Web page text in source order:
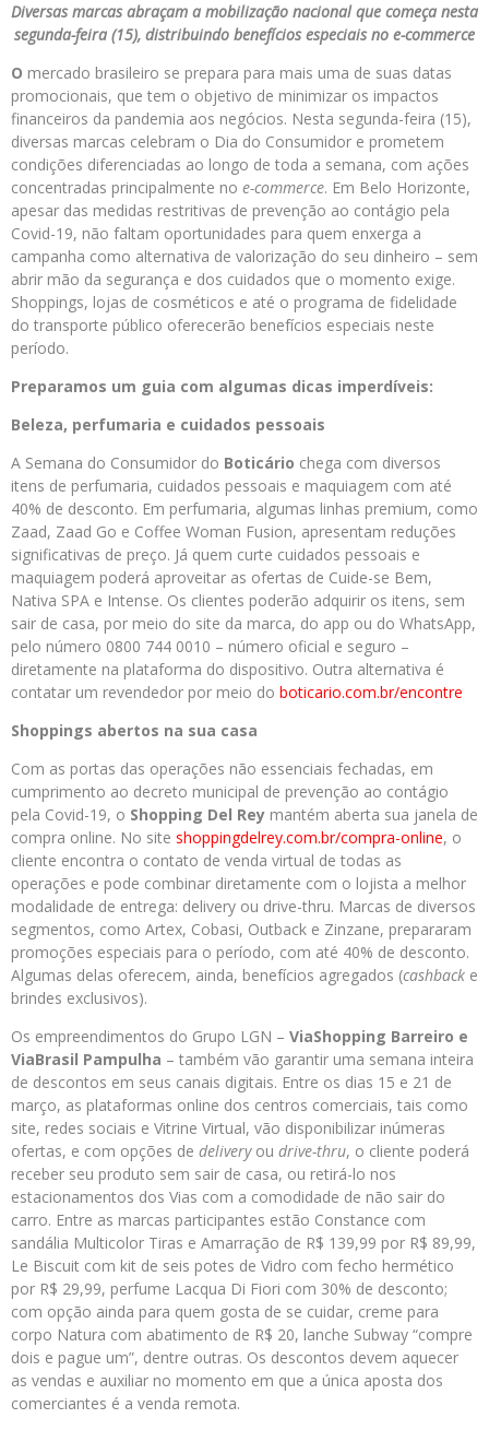
Diversas marcas abraçam a mobilização nacional que começa nesta
segunda-feira (15), distribuindo benefícios especiais no e-commerce
O mercado brasileiro se prepara para mais uma de suas datas
promocionais, que tem o objetivo de minimizar os impactos
financeiros da pandemia aos negócios. Nesta segunda-feira (15),
diversas marcas celebram o Dia do Consumidor e prometem
condições diferenciadas ao longo de toda a semana, com ações
concentradas principalmente no e-commerce. Em Belo Horizonte,
apesar das medidas restritivas de prevenção ao contágio pela
Covid-19, não faltam oportunidades para quem enxerga a
campanha como alternativa de valorização do seu dinheiro – sem
abrir mão da segurança e dos cuidados que o momento exige.
Shoppings, lojas de cosméticos e até o programa de fidelidade
do transporte público oferecerão benefícios especiais neste
período.
Preparamos um guia com algumas dicas imperdíveis:
Beleza, perfumaria e cuidados pessoais
A Semana do Consumidor do Boticário chega com diversos
itens de perfumaria, cuidados pessoais e maquiagem com até
40% de desconto. Em perfumaria, algumas linhas premium, como
Zaad, Zaad Go e Coffee Woman Fusion, apresentam reduções
significativas de preço. Já quem curte cuidados pessoais e
maquiagem poderá aproveitar as ofertas de Cuide-se Bem,
Nativa SPA e Intense. Os clientes poderão adquirir os itens, sem
sair de casa, por meio do site da marca, do app ou do WhatsApp,
pelo número 0800 744 0010 – número oficial e seguro –
diretamente na plataforma do dispositivo. Outra alternativa é
contatar um revendedor por meio do boticario.com.br/encontre
Shoppings abertos na sua casa
Com as portas das operações não essenciais fechadas, em
cumprimento ao decreto municipal de prevenção ao contágio
pela Covid-19, o Shopping Del Rey mantém aberta sua janela de
compra online. No site shoppingdelrey.com.br/compra-online, o
cliente encontra o contato de venda virtual de todas as
operações e pode combinar diretamente com o lojista a melhor
modalidade de entrega: delivery ou drive-thru. Marcas de diversos
segmentos, como Artex, Cobasi, Outback e Zinzane, prepararam
promoções especiais para o período, com até 40% de desconto.
Algumas delas oferecem, ainda, benefícios agregados (cashback e
brindes exclusivos).
Os empreendimentos do Grupo LGN – ViaShopping Barreiro e
ViaBrasil Pampulha – também vão garantir uma semana inteira
de descontos em seus canais digitais. Entre os dias 15 e 21 de
março, as plataformas online dos centros comerciais, tais como
site, redes sociais e Vitrine Virtual, vão disponibilizar inúmeras
ofertas, e com opções de deliveryou drive-thru, o cliente poderá
receber seu produto sem sair de casa, ou retirá-lo nos
estacionamentos dos Vias com a comodidade de não sair do
carro. Entre as marcas participantes estão Constance com
sandália Multicolor Tiras e Amarração de R$ 139,99 por R$ 89,99,
Le Biscuit com kit de seis potes de Vidro com fecho hermético
por R$ 29,99, perfume Lacqua Di Fiori com 30% de desconto;
com opção ainda para quem gosta de se cuidar, creme para
corpo Natura com abatimento de R$ 20, lanche Subway “compre
dois e pague um”, dentre outras. Os descontos devem aquecer
as vendas e auxiliar no momento em que a única aposta dos
comerciantes é a venda remota.